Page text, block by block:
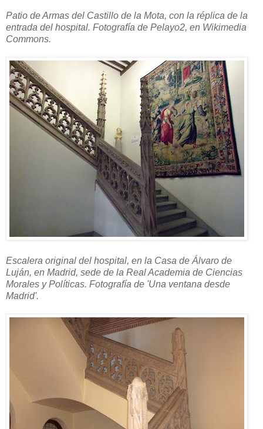
Patio de Armas del Castillo de la Mota, con la réplica de la
entrada del hospital. Fotografía de Pelayo2, en Wikimedia
Commons.
Escalera original del hospital, en la Casa de Álvaro de
Luján, en Madrid, sede de la Real Academia de Ciencias
Morales y Políticas. Fotografía de 'Una ventana desde
Madrid'.